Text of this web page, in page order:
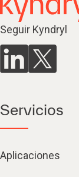
Seguir Kyndryl
Servicios
Aplicaciones